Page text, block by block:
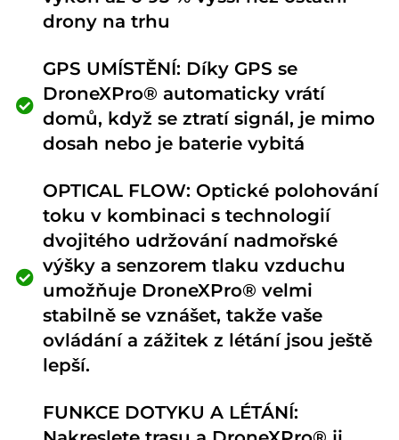
drony na trhu
GPS UMÍSTĚNÍ: Díky GPS se
DroneXPro® automaticky vrátí
domů, když se ztratí signál, je mimo
dosah nebo je baterie vybitá
OPTICAL FLOW: Optické polohování
toku v kombinaci s technologií
dvojitého udržování nadmořské
výšky a senzorem tlaku vzduchu
umožňuje DroneXPro® velmi
stabilně se vznášet, takže vaše
ovládání a zážitek z létání jsou ještě
lepší.
FUNKCE DOTYKU A LÉTÁNÍ: